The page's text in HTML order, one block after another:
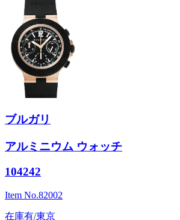
ブルガリ
アルミニウム ウォッチ
104242
Item No.82002
在庫有/東京